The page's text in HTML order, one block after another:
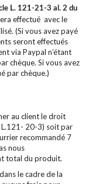
L. 121-21-3 al. 2 du
effectué avec le
(Si vous avez payé
seront effectués
via Paypal n’étant
chèque. Si vous avez
par chèque.)
au client le droit
L.121- 20-3) soit par
recommandé 7
nous
total du produit.
le cadre de la